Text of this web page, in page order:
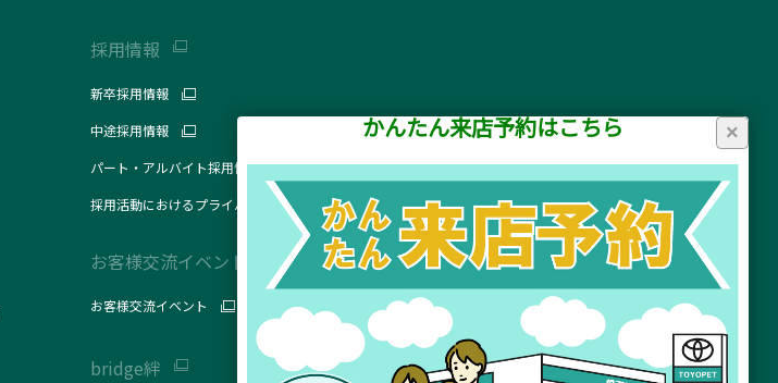
採用情報
新卒採用情報
中途採用情報
パート・アルバイト採用情報
採用活動におけるプライバシーポリシー
お客様交流イベント
お客様交流イベント
bridge絆
×
かんたん来店予約はこちら